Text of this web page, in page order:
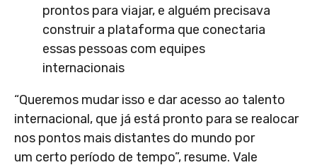
prontos para viajar, e alguém precisava
construir a plataforma que conectaria
essas pessoas com equipes
internacionais
“Queremos mudar isso e dar acesso ao talento
internacional, que já está pronto para se realocar
nos pontos mais distantes do mundo por
um certo período de tempo”, resume. Vale